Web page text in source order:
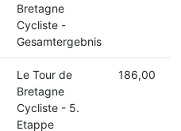
Bretagne
Cycliste -
Gesamtergebnis
Le Tour de
Bretagne
Cycliste - 5.
Etappe
186,00